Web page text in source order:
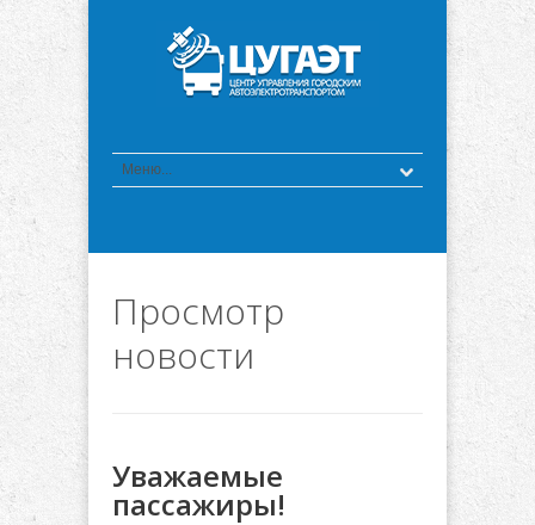
Просмотр
новости
Уважаемые
пассажиры!